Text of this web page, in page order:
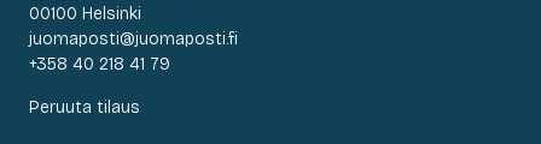
00100 Helsinki
juomaposti@juomaposti.fi
+358 40 218 41 79
Peruuta tilaus